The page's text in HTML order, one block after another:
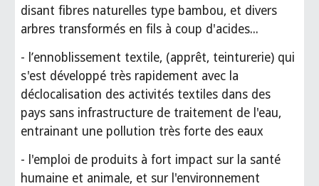
disant fibres naturelles type bambou, et divers
arbres transformés en fils à coup d'acides...
- l’ennoblissement textile, (apprêt, teinturerie) qui
s'est développé très rapidement avec la
déclocalisation des activités textiles dans des
pays sans infrastructure de traitement de l'eau,
entrainant une pollution très forte des eaux
- l'emploi de produits à fort impact sur la santé
humaine et animale, et sur l'environnement